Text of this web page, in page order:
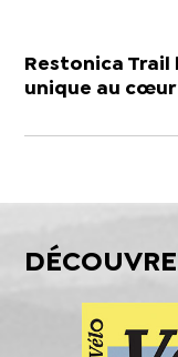
Restonica Trail
unique au cœur